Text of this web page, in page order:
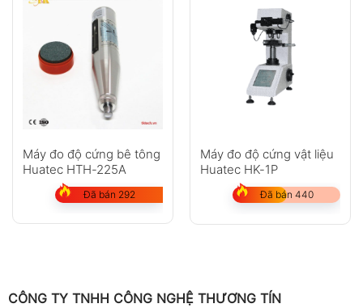
Máy đo độ cứng bê tông
Huatec HTH-225A
Đã bán 292
Máy đo độ cứng vật liệu
Huatec HK-1P
Đã bán 440
CÔNG TY TNHH CÔNG NGHỆ THƯƠNG TÍN